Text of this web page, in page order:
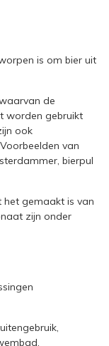
is om bier uit
de
worden gebruikt
ook
van
bierpul
het gemaakt is van
zijn onder